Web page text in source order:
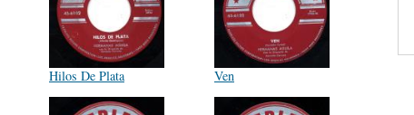
Hilos De Plata Ven